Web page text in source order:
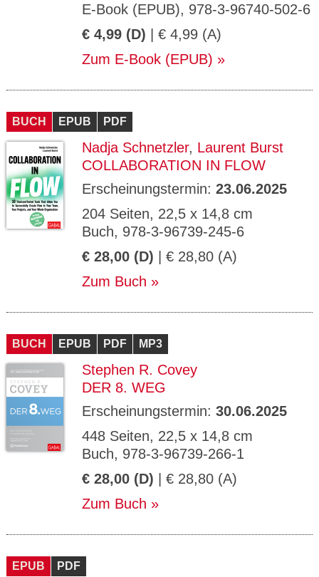
E-Book (EPUB), 978-3-96740-502-6
€ 4,99 (D) | € 4,99 (A)
Zum E-Book (EPUB)
BUCH EPUB PDF
Nadja Schnetzler, Laurent Burst
COLLABORATION IN FLOW
Erscheinungstermin: 23.06.2025
204 Seiten, 22,5 x 14,8 cm
Buch, 978-3-96739-245-6
€ 28,00 (D) | € 28,80 (A)
Zum Buch
BUCH EPUB PDF MP3
Stephen R. Covey
DER 8. WEG
Erscheinungstermin: 30.06.2025
448 Seiten, 22,5 x 14,8 cm
Buch, 978-3-96739-266-1
€ 28,00 (D) | € 28,80 (A)
Zum Buch
EPUB PDF